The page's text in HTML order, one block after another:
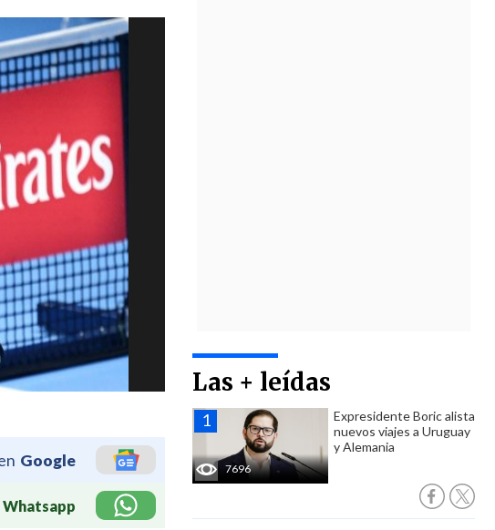
Google
Whatsapp
Las + leídas
7696
Expresidente Boric alista
nuevos viajes a Uruguay
y Alemania